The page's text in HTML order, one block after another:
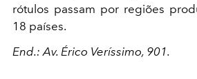
rótulos passam por regiões
18 países.
End.: Av. Érico Veríssimo, 901.